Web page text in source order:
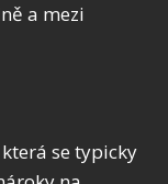
a mezi
se typicky